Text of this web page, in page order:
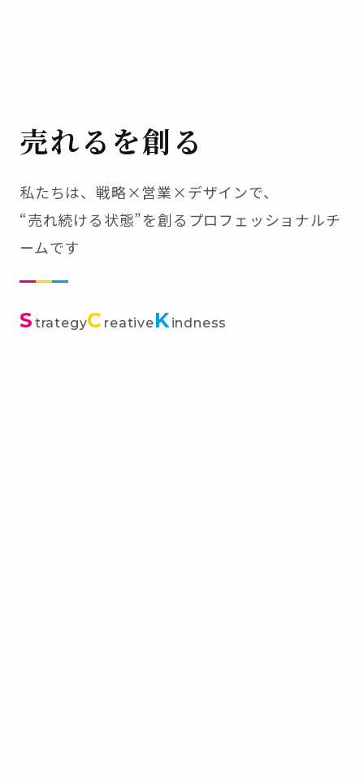
売れるを創る
私たちは、戦略×営業×デザインで、
“売れ続ける状態”を創るプロフェッショナルチ
ームです
S trategyC reativeKindness